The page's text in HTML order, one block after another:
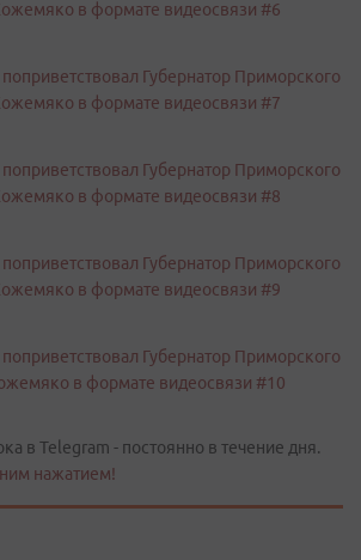
в Telegram - постоянно в течение дня.
нажатием!